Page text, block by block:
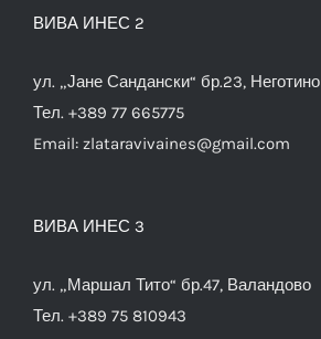
ВИВА ИНЕС 2
ул. „Јане Сандански“ бр.23, Неготино
Тел. +389 77 665775
Email: zlataravivaines@gmail.com
ВИВА ИНЕС 3
ул. „Маршал Тито“ бр.47, Валандово
Тел. +389 75 810943